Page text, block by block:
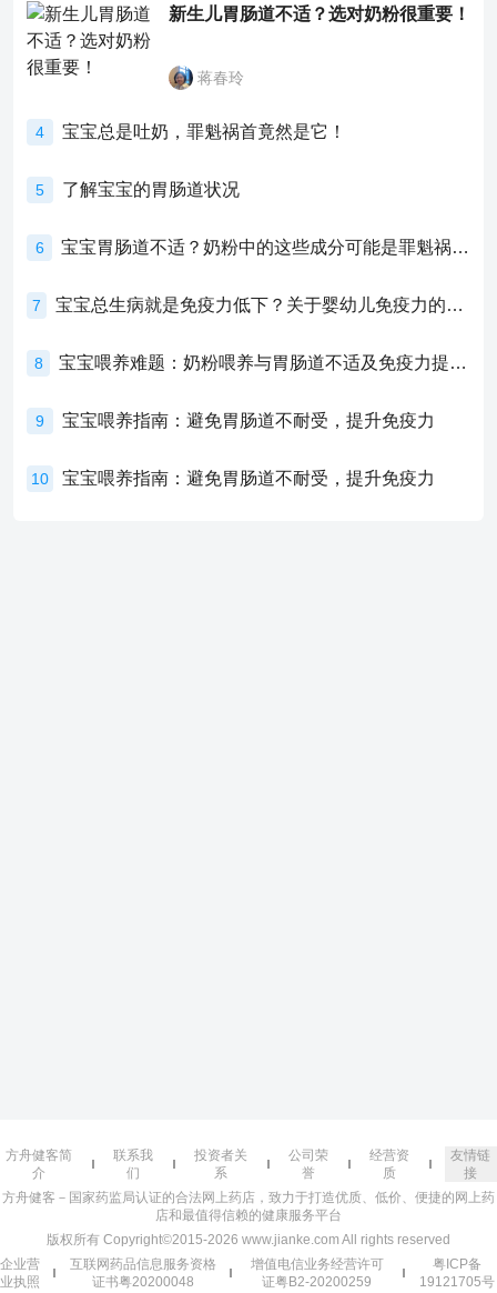
新生儿胃肠道不适？选对奶粉很重要！
蒋春玲
4 宝宝总是吐奶，罪魁祸首竟然是它！
5 了解宝宝的胃肠道状况
6 宝宝胃肠道不适？奶粉中的这些成分可能是罪魁祸首！
7 宝宝总生病就是免疫力低下？关于婴幼儿免疫力的真相，家长必须了解！
8 宝宝喂养难题：奶粉喂养与胃肠道不适及免疫力提升的奥秘
9 宝宝喂养指南：避免胃肠道不耐受，提升免疫力
10 宝宝喂养指南：避免胃肠道不耐受，提升免疫力
方舟健客简
介
联系我
们
投资者关
系
公司荣
誉
经营资
质
友情链
接
方舟健客－国家药监局认证的合法网上药店，致力于打造优质、低价、便捷的网上药
店和最值得信赖的健康服务平台
版权所有 Copyright©2015-2026 www.jianke.com All rights reserved
企业营
业执照
互联网药品信息服务资格
证书粤20200048
增值电信业务经营许可
证粤B2-20200259
粤ICP备
19121705号